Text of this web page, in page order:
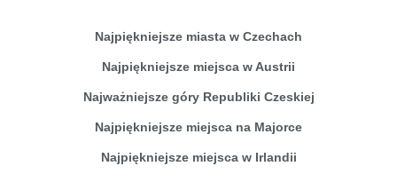
Najpiękniejsze miasta w Czechach
Najpiękniejsze miejsca w Austrii
Najważniejsze góry Republiki Czeskiej
Najpiękniejsze miejsca na Majorce
Najpiękniejsze miejsca w Irlandii